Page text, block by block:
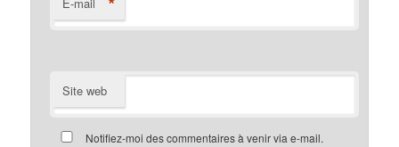
Site web
Notifiez-moi des commentaires à venir via e-mail.